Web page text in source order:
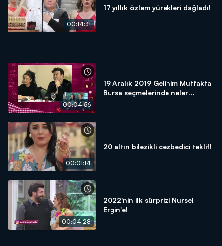
00:14:31
17 yıllık özlem yürekleri dağladı!
00:04:56
19 Aralık 2019 Gelinim Mutfakta
Bursa seçmelerinde neler
00:01:14
20 altın bilezikli cezbedici teklif!
00:04:28
2022'nin ilk sürprizi Nursel
Ergin'e!